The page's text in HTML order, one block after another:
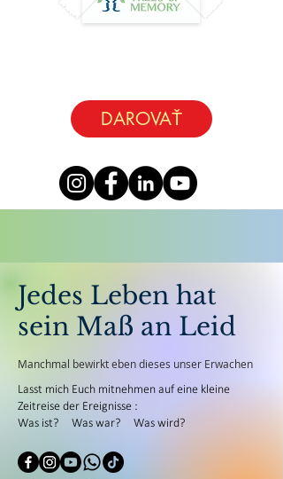
DAROVAŤ
Jedes Leben hat
sein Maß an Leid
Manchmal bewirkt eben dieses unser Erwachen
Lasst mich Euch mitnehmen auf eine kleine
Zeitreise der Ereignisse :
Was ist? Was war? Was wird?